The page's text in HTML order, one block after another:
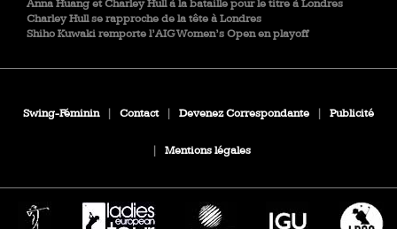
Anna Huang et Charley Hull à la bataille pour le titre à Londres
Charley Hull se rapproche de la tête à Londres
Shiho Kuwaki remporte l’AIG Women’s Open en playoff
Swing-Féminin | Contact | Devenez Correspondante | Publicité
| Mentions légales